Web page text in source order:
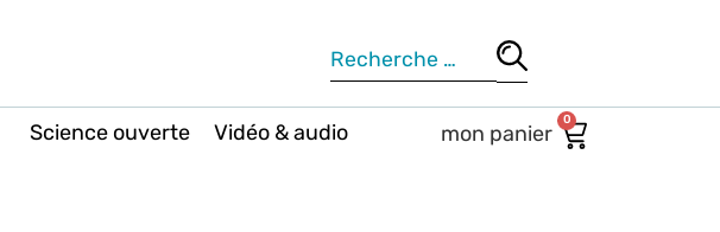
Science ouverte Vidéo & audio 0